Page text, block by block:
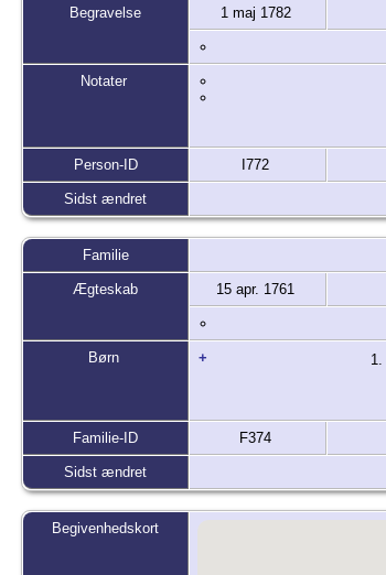
Begravelse 1 maj 1782
Notater
Person-ID I772
Sidst ændret
Familie
Ægteskab 15 apr. 1761
Børn + 1.
Familie-ID F374
Sidst ændret
Begivenhedskort